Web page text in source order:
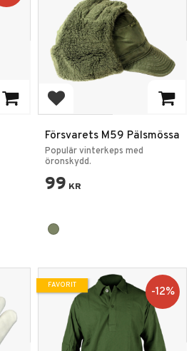
Lägg till i favoriter
Försvarets M59 Pälsmössa
Populär vinterkeps med
öronskydd.
99 KR
12%
FAVORIT